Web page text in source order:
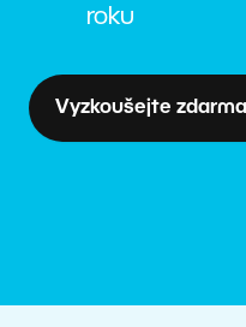
roku
Vyzkoušejte zdarma